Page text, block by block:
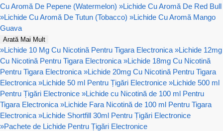
Cu Aromă De Pepene (Watermelon) »Lichide Cu Aromă De Red Bull
»Lichide Cu Aromă De Tutun (Tobacco) »Lichide Cu Aromă Mango
Guava
Arată Mai Mult
»Lichide 10 Mg Cu Nicotină Pentru Tigara Electronica »Lichide 12mg
Cu Nicotină Pentru Tigara Electronica »Lichide 18mg Cu Nicotină
Pentru Tigara Electronica »Lichide 20mg Cu Nicotină Pentru Tigara
Electronica »Lichide 50 ml Pentru Țigări Electronice »Lichide 500 ml
Pentru Țigări Electronice »Lichide cu Nicotină de 100 ml Pentru
Tigara Electronica »Lichide Fara Nicotină de 100 ml Pentru Tigara
Electronica »Lichide Shortfill 30ml Pentru Țigări Electronice
»Pachete de Lichide Pentru Țigări Electronice